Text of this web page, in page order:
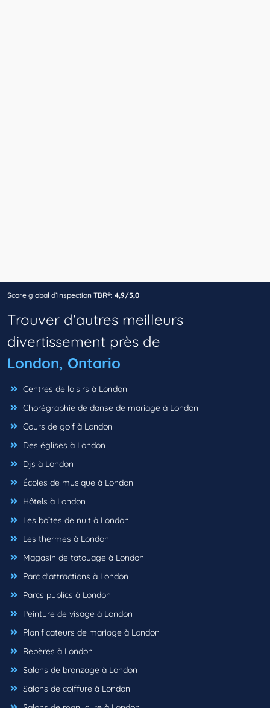
Score global d’inspection TBR®: 4,9/5,0
Trouver d'autres meilleurs
divertissement près de
London, Ontario
Centres de loisirs à London
Chorégraphie de danse de mariage à London
Cours de golf à London
Des églises à London
Djs à London
Écoles de musique à London
Hôtels à London
Les boîtes de nuit à London
Les thermes à London
Magasin de tatouage à London
Parc d'attractions à London
Parcs publics à London
Peinture de visage à London
Planificateurs de mariage à London
Repères à London
Salons de bronzage à London
Salons de coiffure à London